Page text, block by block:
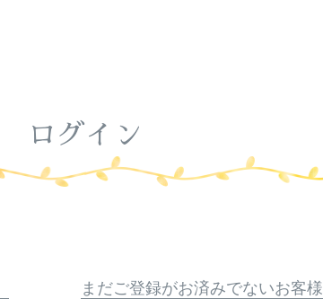
ログイン
まだご登録がお済みでないお客様